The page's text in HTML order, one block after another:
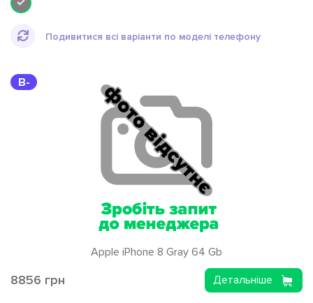
Подивитися всі варіанти по моделі телефону
B-
Apple iPhone 8 Gray 64 Gb
8856 грн Детальніше